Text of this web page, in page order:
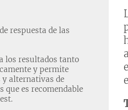
respuesta de las
los resultados tanto
y permite
alternativas de
que es recomendable